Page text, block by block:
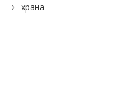
храна